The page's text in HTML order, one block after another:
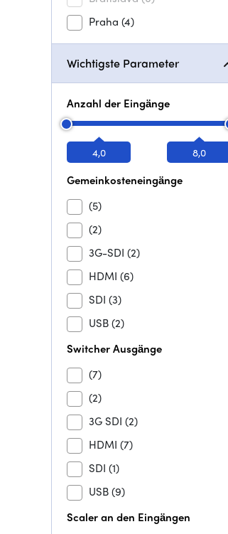
Praha (4)
Wichtigste Parameter
Anzahl der Eingänge
4,0 8,0
Gemeinkosteneingänge
(5)
(2)
3G-SDI (2)
HDMI (6)
SDI (3)
USB(2)
Switcher Ausgänge
(7)
(2)
3G SDI (2)
HDMI (7)
SDI (1)
USB(9)
Scaler an den Eingängen